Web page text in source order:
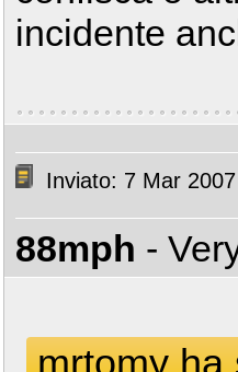
incidente
Inviato: 7 Mar
88mph -
mrtomy ha